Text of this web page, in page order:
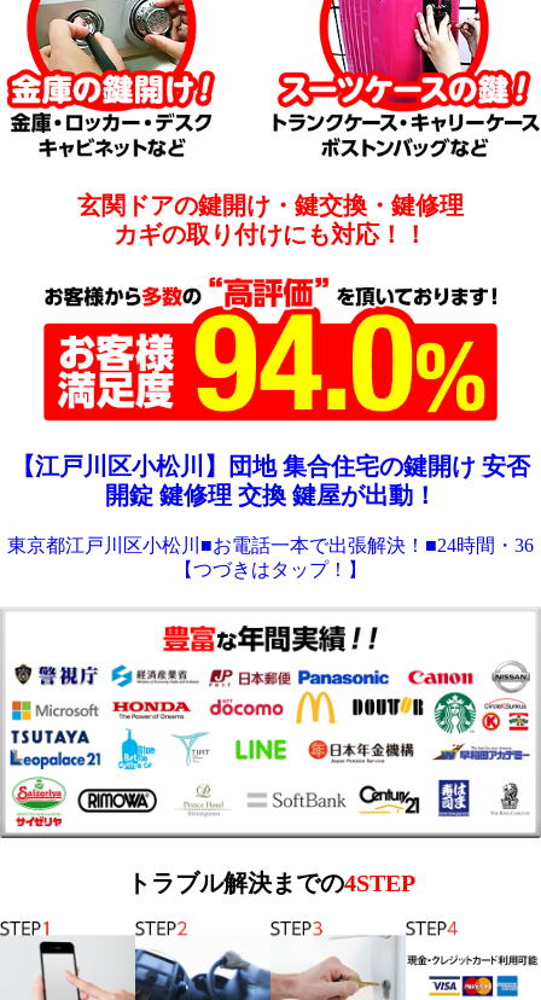
玄関ドアの鍵開け・鍵交換・鍵修理
カギの取り付けにも対応！！
【江戸川区小松川】団地 集合住宅の鍵開け 安否
開錠 鍵修理 交換 鍵屋が出動！
東京都江戸川区小松川■お電話一本で出張解決！■24時間・36
【つづきはタップ！】
トラブル解決までの4STEP